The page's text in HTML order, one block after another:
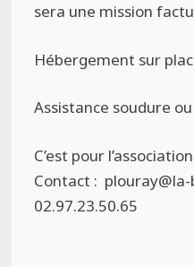
sera une mission
Hébergement sur
Assistance soudure
C’est pour
Contact :
02.97.23.50.65